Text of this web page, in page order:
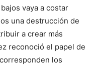
vaya a costar
una destrucción de
a crear más
reconoció el papel de
los